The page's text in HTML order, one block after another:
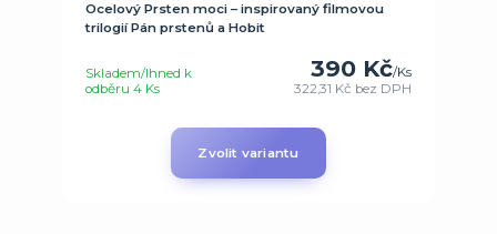
Ocelový Prsten moci – inspirovaný filmovou
trilogií Pán prstenů a Hobit
390 Kč/Ks
322,31 Kč bez DPH
Skladem/Ihned k
odběru 4 Ks
Zvolit variantu